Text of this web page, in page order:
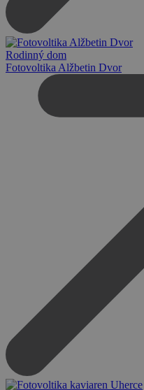
Rodinný dom
Fotovoltika Alžbetin Dvor